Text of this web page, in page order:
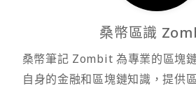
桑幣區識
桑幣筆記 Zombit 為專業的區塊
自身的金融和區塊鏈知識，提供